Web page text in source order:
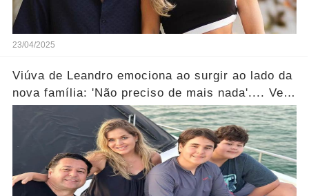
23/04/2025
Viúva de Leandro emociona ao surgir ao lado da
nova família: 'Não preciso de mais nada'.... Ver